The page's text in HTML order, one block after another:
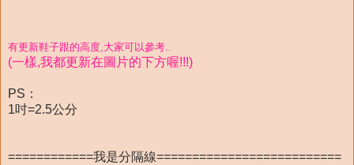
有更新鞋子跟的高度,大家可以參考..
(一樣,我都更新在圖片的下方喔!!!)
PS：
1吋=2.5公分
============我是分隔線==========================